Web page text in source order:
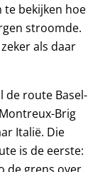
te bekijken hoe
stroomde.
als daar
de route Basel-
Brig
Italië. Die
is de eerste: